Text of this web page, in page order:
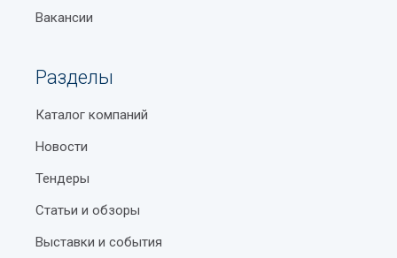
Вакансии
Разделы
Каталог компаний
Новости
Тендеры
Статьи и обзоры
Выставки и события